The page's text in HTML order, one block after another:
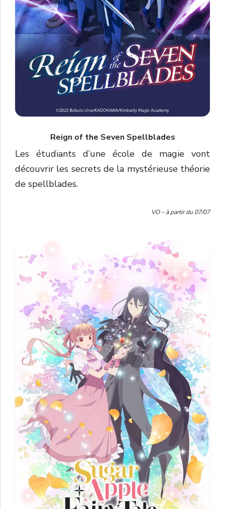
Reign of the Seven Spellblades
Les étudiants d’une école de magie vont
découvrir les secrets de la mystérieuse théorie
de spellblades.
VO – à partir du 07/07